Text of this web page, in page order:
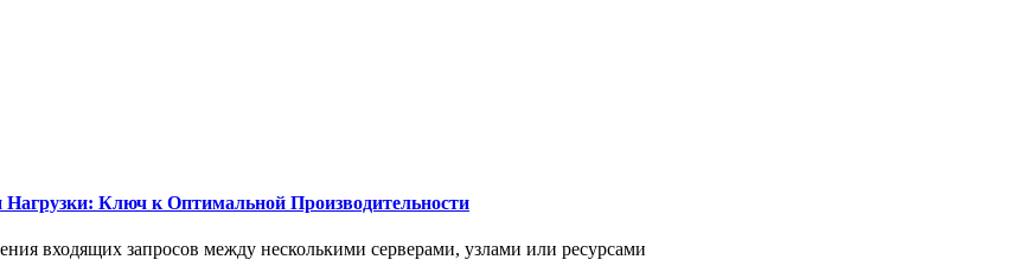
Ключ к Оптимальной Производительности
входящих запросов между несколькими серверами, узлами или ресурсами